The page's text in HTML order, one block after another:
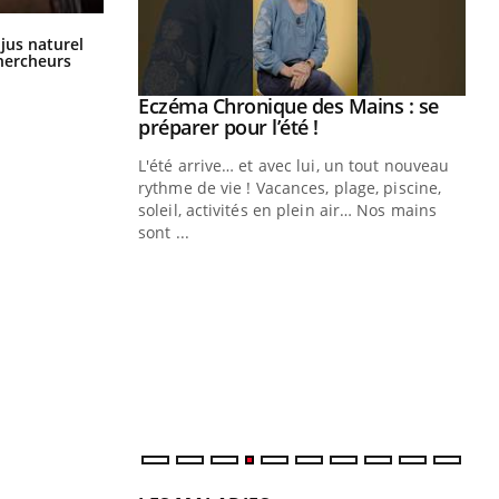
jus naturel Comment oublier les écrans en
vacances ?
Youtube
Eczéma Chronique des Mains : se
préparer pour l’été !Youtube
L'été arrive… et avec lui, un tout nouveau
rythme de vie ! Vacances, plage, piscine,
soleil, activités en plein air… Nos mains
sont ...